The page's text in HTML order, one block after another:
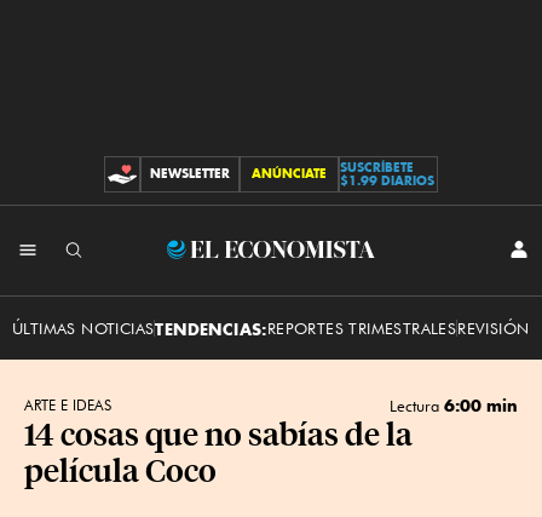
CONTRIBUCIONES
NEWSLETTER ANÚNCIATE
SUSCRÍBETE
$1.99 DIARIOS
El
ÚLTIMAS NOTICIASTENDENCIAS:REPORTES TRIMESTRALESREVISIÓN
ARTE E IDEAS Lectura 6:00 min
14 cosas que no sabías de la
película Coco